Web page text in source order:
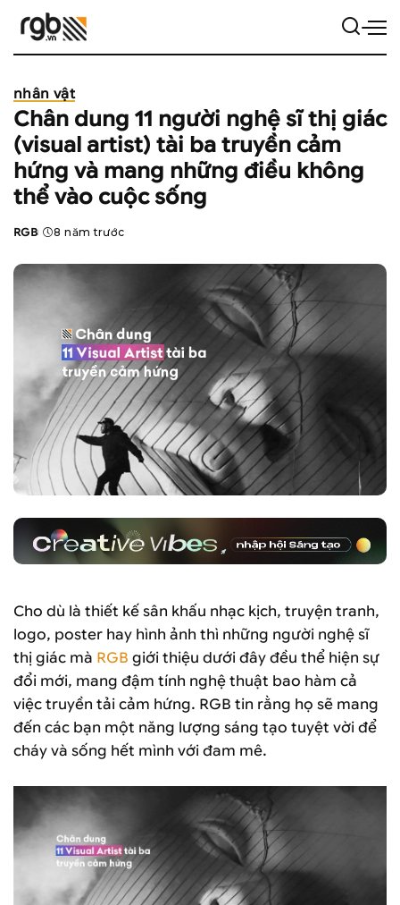
nhân vật
Chân dung 11 người nghệ sĩ thị giác
(visual artist) tài ba truyền cảm
hứng và mang những điều không
thể vào cuộc sống
Posted
RGB 8 năm trước
Cho dù là thiết kế sân khấu nhạc kịch, truyện tranh,
logo, poster hay hình ảnh thì những người nghệ sĩ
thị giác mà RGB giới thiệu dưới đây đều thể hiện sự
đổi mới, mang đậm tính nghệ thuật bao hàm cả
việc truyền tải cảm hứng. RGB tin rằng họ sẽ mang
đến các bạn một năng lượng sáng tạo tuyệt vời để
cháy và sống hết mình với đam mê.